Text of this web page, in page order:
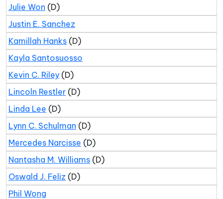
Julie Won (D)
Justin E. Sanchez
Kamillah Hanks (D)
Kayla Santosuosso
Kevin C. Riley (D)
Lincoln Restler (D)
Linda Lee (D)
Lynn C. Schulman (D)
Mercedes Narcisse (D)
Nantasha M. Williams (D)
Oswald J. Feliz (D)
Phil Wong